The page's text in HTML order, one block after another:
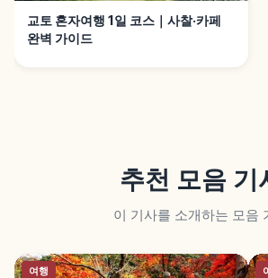
교토 혼자여행 1일 코스｜사찰·카페
완벽 가이드
추천 모음 기
이 기사를 소개하는 모음
여행